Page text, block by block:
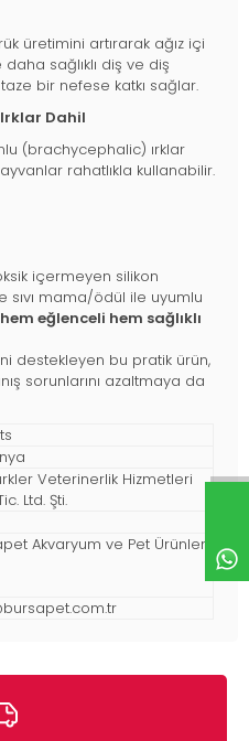
üretimini artırarak ağız içi
sağlıklı diş ve diş
bir nefese katkı sağlar.
Dahil
(brachycephalic) ırklar
rahatlıkla kullanabilir.
içermeyen silikon
sıvı mama/ödül ile uyumlu
eğlenceli hem sağlıklı
destekleyen bu pratik ürün,
sorunlarını azaltmaya da
Veterinerlik Hizmetleri
Ltd. Şti.
Akvaryum ve Pet Ürünleri